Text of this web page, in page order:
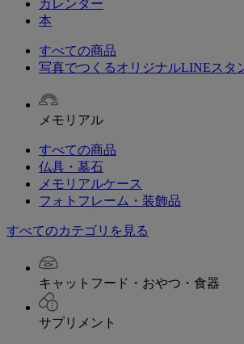
カレンダー
本
すべての商品
写真でつくるオリジナルLINEスタ
メモリアル
すべての商品
仏具・墓石
メモリアルケース
フォトフレーム・装飾品
すべてのカテゴリを見る
キャットフード・おやつ・食器
サプリメント